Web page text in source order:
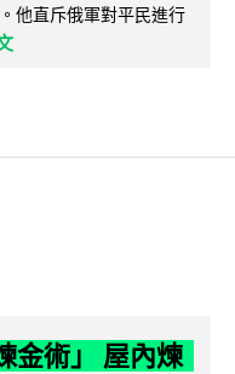
他直斥俄軍對平民進行
金術」 屋內煉